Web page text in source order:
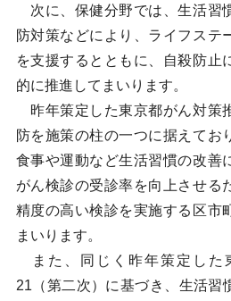
次に、保健分野では、生活習
防対策などにより、ライフステ
を支援するとともに、自殺防止
的に推進してまいります。
昨年策定した東京都がん対策
防を施策の柱の一つに据えてお
食事や運動など生活習慣の改善
がん検診の受診率を向上させる
精度の高い検診を実施する区市
まいります。
また、同じく昨年策定した
21（第二次）に基づき、生活習